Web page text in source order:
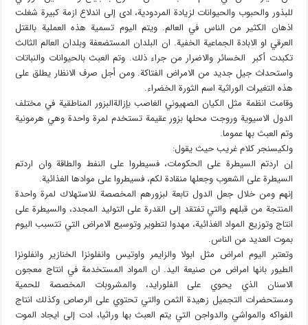
للبذور والحبوب والحيوانات لزيادة المردودية، ادى إلى اندلاع ازمة كبيرة شغلت
اذهان الكثير من الناس في العالم. ويتم اليوم تسمية هذه العملية بالقتل
العرقي او الابادة الجماعية الخفية. ان البلدان المستضعفة وبلدان العالم الثالث
تكبدت أكبر الخسائر والاضرار من جراء ذلك. وتم العبث بالحيوانات والنباتات
واستحداث جيل جديد من الامراض الفتاكة. ومن أجل صرف الانظار يطلق على
هذه التغيرات الوراثية اسم الثورة الخضراء.
وقامت انظمة مثل الكيان الصهيوني الغاصب بإزالةالبزور المناطقية في مختلف
الدول الاسيوية وروجت محلها بزور عقيمة تستخدم لمرة واحدة وهي هرمونية
وتم العبث بها عموما.
ولكيسنجر كلام غريب حيث يقول:
إن اردتم السيطرة على الحكومات، فسيطروا على النفط والطاقة وان اردتم
السيطرة على الشعوب وجعلها منقادة لكم، فسيطروا على موادها الغذائية.
إنهم ومن خلال جعل الدول تابعة لبزورهم المخصصة للاستهلاك لمرة واحدة
المنتجة من قبلهم والتي تفتقد إلى القدرة على التوليد المجدد، والسيطرة على
انتاج وتوزيع المواد الغذائية، مهدوا لتطوير وتوسيع الامراض التي تتسبب اليوم
بموت العديد من الناس.
وتعتبر اليوم امراض مثل ابولا والزايمر واوتيس وانفلونزا الخنازير وانفلونزا
الطيور بانها امراض من صنيعة اليد. ان المواد المستخدمة في انتاج معجون
الاسنان الذي يحوي على الفلورايد، والمشروبات المخصصة للحمية
ومستحضرات التجميل زهيدة الثمن والتي تحتوي على الرصاص وكذلك انتاج
الفواكه والمواشي والدواجن التي يتم العبث بها وراثيا، ادت إلى ايجاد الموت